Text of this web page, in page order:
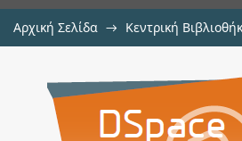
Αρχική Σελίδα → Κεντρική
Anderson